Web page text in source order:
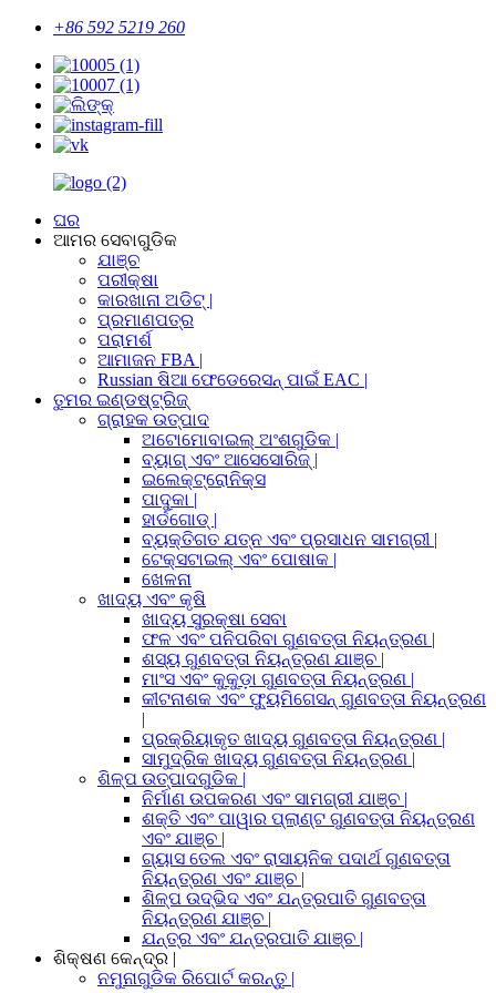
+86 592 5219 260
ଘର
ଆମର ସେବାଗୁଡିକ
ଯାଞ୍ଚ
ପରୀକ୍ଷା
କାରଖାନା ଅଡିଟ୍ |
ପ୍ରମାଣପତ୍ର
ପରାମର୍ଶ
ଆମାଜନ FBA |
Russian ଷିଆ ଫେଡେରେସନ୍ ପାଇଁ EAC |
ତୁମର ଇଣ୍ଡଷ୍ଟ୍ରିଜ୍
ଗ୍ରାହକ ଉତ୍ପାଦ
ଅଟୋମୋବାଇଲ୍ ଅଂଶଗୁଡିକ |
ବ୍ୟାଗ୍ ଏବଂ ଆସେସୋରିଜ୍ |
ଇଲେକ୍ଟ୍ରୋନିକ୍ସ
ପାଦୁକା |
ହାର୍ଡଗୋଡ୍ |
ବ୍ୟକ୍ତିଗତ ଯତ୍ନ ଏବଂ ପ୍ରସାଧନ ସାମଗ୍ରୀ |
ଟେକ୍ସଟାଇଲ୍ ଏବଂ ପୋଷାକ |
ଖେଳନା
ଖାଦ୍ୟ ଏବଂ କୃଷି
ଖାଦ୍ୟ ସୁରକ୍ଷା ସେବା
ଫଳ ଏବଂ ପନିପରିବା ଗୁଣବତ୍ତା ନିୟନ୍ତ୍ରଣ |
ଶସ୍ୟ ଗୁଣବତ୍ତା ନିୟନ୍ତ୍ରଣ ଯାଞ୍ଚ |
ମାଂସ ଏବଂ କୁକୁଡ଼ା ଗୁଣବତ୍ତା ନିୟନ୍ତ୍ରଣ |
କୀଟନାଶକ ଏବଂ ଫ୍ୟୁମିଗେସନ୍ ଗୁଣବତ୍ତା ନିୟନ୍ତ୍ରଣ
|
ପ୍ରକ୍ରିୟାକୃତ ଖାଦ୍ୟ ଗୁଣବତ୍ତା ନିୟନ୍ତ୍ରଣ |
ସାମୁଦ୍ରିକ ଖାଦ୍ୟ ଗୁଣବତ୍ତା ନିୟନ୍ତ୍ରଣ |
ଶିଳ୍ପ ଉତ୍ପାଦଗୁଡିକ |
ନିର୍ମାଣ ଉପକରଣ ଏବଂ ସାମଗ୍ରୀ ଯାଞ୍ଚ |
ଶକ୍ତି ଏବଂ ପାୱାର ପ୍ଲାଣ୍ଟ ଗୁଣବତ୍ତା ନିୟନ୍ତ୍ରଣ
ଏବଂ ଯାଞ୍ଚ |
ଗ୍ୟାସ ତେଲ ଏବଂ ରାସାୟନିକ ପଦାର୍ଥ ଗୁଣବତ୍ତା
ନିୟନ୍ତ୍ରଣ ଏବଂ ଯାଞ୍ଚ |
ଶିଳ୍ପ ଉଦ୍ଭିଦ ଏବଂ ଯନ୍ତ୍ରପାତି ଗୁଣବତ୍ତା
ନିୟନ୍ତ୍ରଣ ଯାଞ୍ଚ |
ଯନ୍ତ୍ର ଏବଂ ଯନ୍ତ୍ରପାତି ଯାଞ୍ଚ |
ଶିକ୍ଷଣ କେନ୍ଦ୍ର |
ନମୁନାଗୁଡିକ ରିପୋର୍ଟ କରନ୍ତୁ |